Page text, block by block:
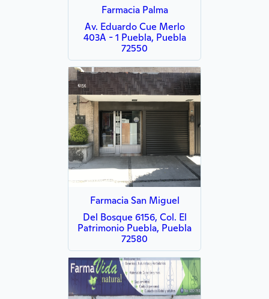
Farmacia Palma
Av. Eduardo Cue Merlo
403A - 1 Puebla, Puebla
72550
Farmacia San Miguel
Del Bosque 6156, Col. El
Patrimonio Puebla, Puebla
72580